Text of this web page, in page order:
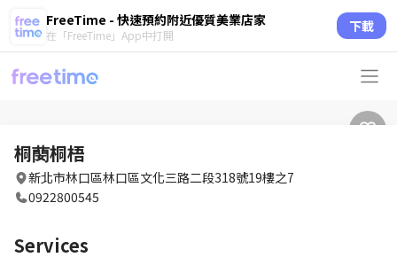
FreeTime - 快速預約附近優質美業店家
在「FreeTime」App中打開 下載
桐蔅桐梧
新北市林口區林口區文化三路二段318號19樓之7
0922800545
Services